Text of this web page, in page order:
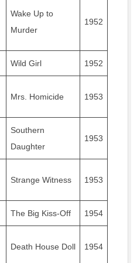
Wake Up to
Murder
1952
Wild Girl 1952
Mrs. Homicide 1953
Southern
Daughter
1953
Strange Witness 1953
The Big Kiss-Off 1954
Death House Doll 1954